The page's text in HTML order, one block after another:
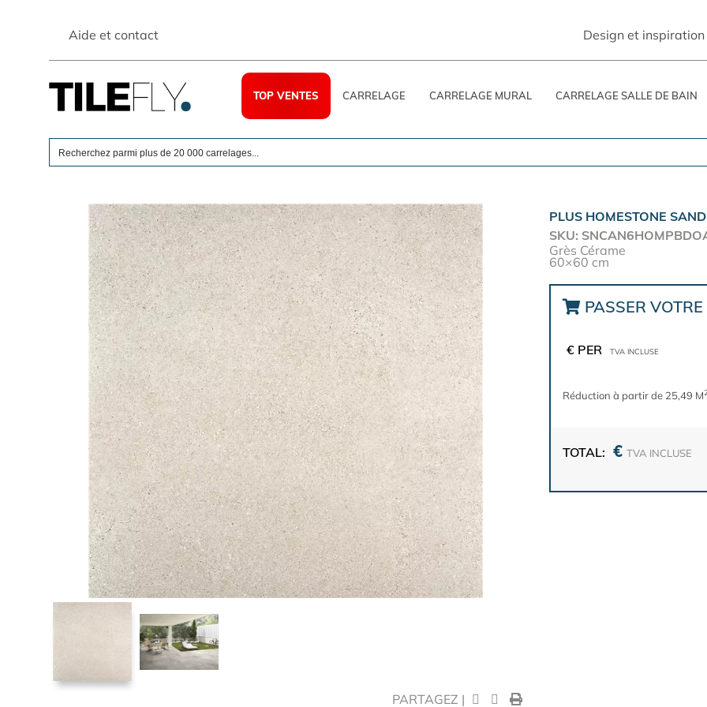
Aide et contact Design et inspiration
TOP VENTES CARRELAGE CARRELAGE MURAL CARRELAGE SALLE DE BAIN
PARTAGEZ |
PLUS HOMESTONE
SKU:
Grès Cérame
60×60 cm
PASSER
€ PER TVA INCLUSE
Réduction à partir de 25,49 M2
TOTAL: € TVA INCLUSE